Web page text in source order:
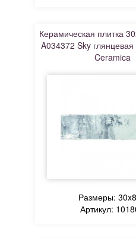
Керамическая плитка
A034372 Sky глянцевая
Ceramica
Размеры:
Артикул: